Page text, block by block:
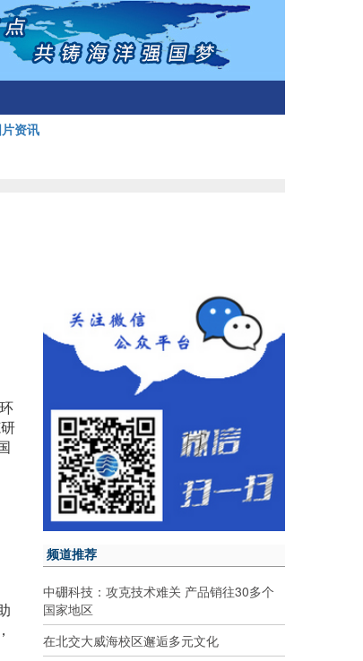
资讯
频道推荐
中硼科技：攻克技术难关 产品销往30多个
国家地区
在北交大威海校区邂逅多元文化